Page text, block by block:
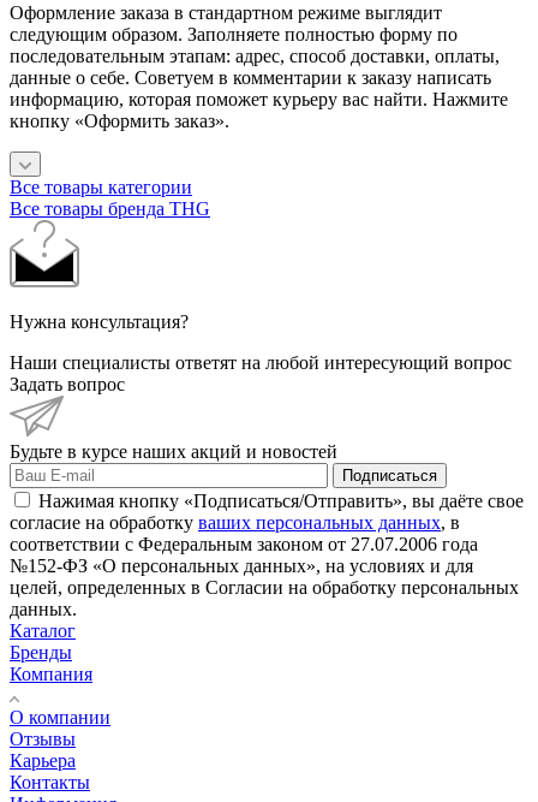
Оформление заказа в стандартном режиме выглядит
следующим образом. Заполняете полностью форму по
последовательным этапам: адрес, способ доставки, оплаты,
данные о себе. Советуем в комментарии к заказу написать
информацию, которая поможет курьеру вас найти. Нажмите
кнопку «Оформить заказ».
Все товары категории
Все товары бренда THG
Нужна консультация?
Наши специалисты ответят на любой интересующий вопрос
Задать вопрос
Будьте в курсе наших акций и новостей
Подписаться
Нажимая кнопку «Подписаться/Отправить», вы даёте свое
согласие на обработку ваших персональных данных, в
соответствии с Федеральным законом от 27.07.2006 года
№152-ФЗ «О персональных данных», на условиях и для
целей, определенных в Согласии на обработку персональных
данных.
Каталог
Бренды
Компания
О компании
Отзывы
Карьера
Контакты